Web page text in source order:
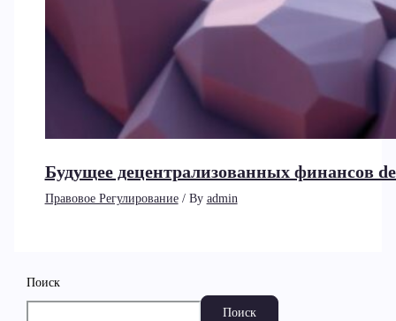
Будущее децентрализованных финансов
Правовое Регулирование/ By admin
Поиск
Поиск